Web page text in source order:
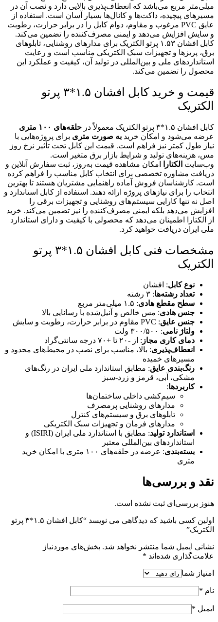
میلی‌متر مربع می‌باشد که انعطاف‌پذیری بالایی دارد و نصب آن در
مسیرهای پیچیده، داکت‌ها و کانال‌ها بسیار آسان است. استفاده از
عایق PVC مرغوب و مقاوم، دوام کابل را در برابر حرارت، رطوبت
و سایش افزایش می‌دهد و ایمنی مصرف‌کننده را تضمین می‌کند.
کابل افشان ۱.۵۳ پرتو الکتریک برای مدارهای روشنایی، تابلوهای
برق، پریزها و تجهیزات سبک الکتریکی مناسب است و رعایت
استانداردهای ملی و بین‌المللی در تولید آن، کیفیت و عملکرد این
محصول را تضمین می‌کند.
قیمت و خرید کابل افشان ۱.۵*۳ پرتو
الکتریک
کابل افشان ۱.۵*۳ پرتو الکتریک معمولاً در
حلقه‌های ۱۰۰ متری
عرضه می‌شود و امکان خرید به صورت متری برای پروژه‌هایی با
نیاز طول کمتر نیز فراهم است. قیمت این کابل تحت تأثیر نرخ روز
مس، هزینه‌های تولید و شرایط بازار برق متغیر است.
وب‌سایت الکتارا
امکان مشاهده قیمت به‌روز، ثبت سفارش آنلاین و
دریافت مشاوره تخصصی برای انتخاب کابل مناسب را فراهم کرده
است. کارشناسان فروش آماده راهنمایی مشتریان هستند تا بهترین
انتخاب را برای نیازهای پروژه ارائه دهند. استفاده از کابل استاندارد و
اصل نه تنها کارایی سیستم‌های روشنایی و تجهیزات برقی را
افزایش می‌دهد بلکه ایمنی مصرف‌کننده را نیز تضمین می‌کند. خرید
از الکتارا اطمینان می‌دهد که محصولی با کیفیت و دارای استاندارد
ملی ایران دریافت خواهید کرد.
مشخصات فنی کابل افشان ۱.۵*۳ پرتو
الکتریک
نوع کابل: افشان
تعداد رشته‌ها: ۳ رشته
سطح مقطع هادی: ۱.۵ میلی‌متر مربع
جنس هادی: مس خالص و آنیل‌شده با رسانایی بالا
جنس عایق: PVC مقاوم در برابر حرارت، رطوبت و سایش
ولتاژ نامی: ۳۰۰/۵۰۰ ولت
دمای کاری مجاز : از -۲۰ تا +۷۰ درجه سانتی‌گراد
انعطاف‌پذیری: بالا، مناسب برای نصب در محیط‌های محدود و
مسیرهای خمیده
رنگ‌بندی عایق: مطابق استاندارد ملی ایران در رنگ‌های
مشکی، آبی، قرمز و زرد-سبز
کاربردها:
سیم‌کشی داخلی ساختمان‌ها
مدارهای روشنایی پرمصرف
تابلوهای برق و سیستم‌های کنترل
مدارهای فرمان و تجهیزات سبک الکتریکی
استاندارد تولید
: مطابق با استاندارد ملی ایران (ISIRI) و
استانداردهای بین‌المللی معتبر
بسته‌بندی
: عرضه در حلقه‌های ۱۰۰ متری با امکان خرید
متری
نقد و بررسی‌ها
هنوز بررسی‌ای ثبت نشده است.
اولین کسی باشید که دیدگاهی می نویسد “کابل افشان ۱.۵*۳ پرتو
الکتریک”
نشانی ایمیل شما منتشر نخواهد شد. بخش‌های موردنیاز
علامت‌گذاری شده‌اند *
امتیاز شما
نام *
ایمیل *